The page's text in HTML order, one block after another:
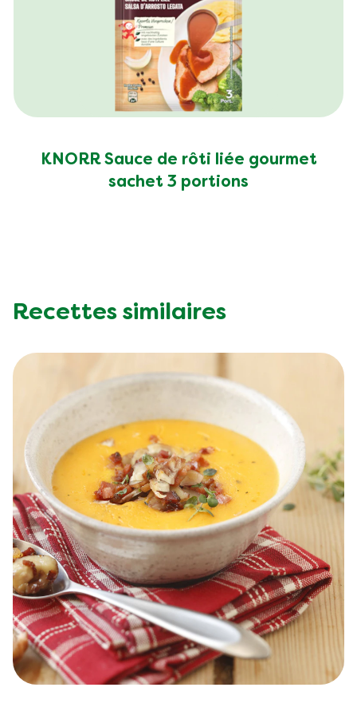
KNORR Sauce de rôti liée gourmet
sachet 3 portions
Recettes similaires